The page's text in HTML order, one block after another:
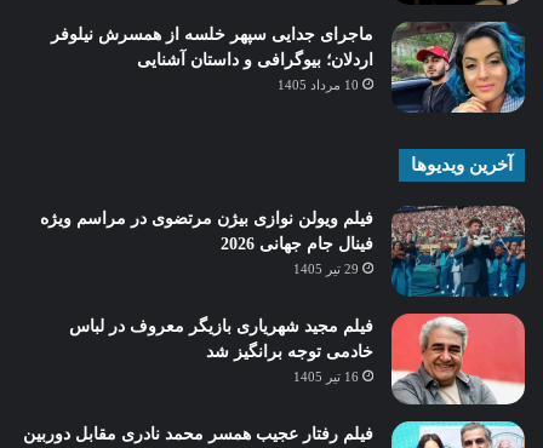
ماجرای جدایی سپهر خلسه از همسرش نیلوفر
اردلان؛ بیوگرافی و داستان آشنایی
10 مرداد 1405
آخرین ویدیوها
فیلم ویولن نوازی بیژن مرتضوی در مراسم ویژه
فینال جام جهانی 2026
29 تیر 1405
فیلم مجید شهریاری بازیگر معروف در لباس
خادمی توجه برانگیز شد
16 تیر 1405
فیلم رفتار عجیب همسر محمد نادری مقابل دوربین